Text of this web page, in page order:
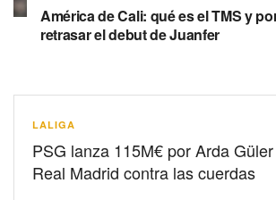
América de Cali: qué es el TMS y
retrasar el debut de Juanfer
LALIGA
PSG lanza 115M€ por Arda
Real Madrid contra las cuerdas